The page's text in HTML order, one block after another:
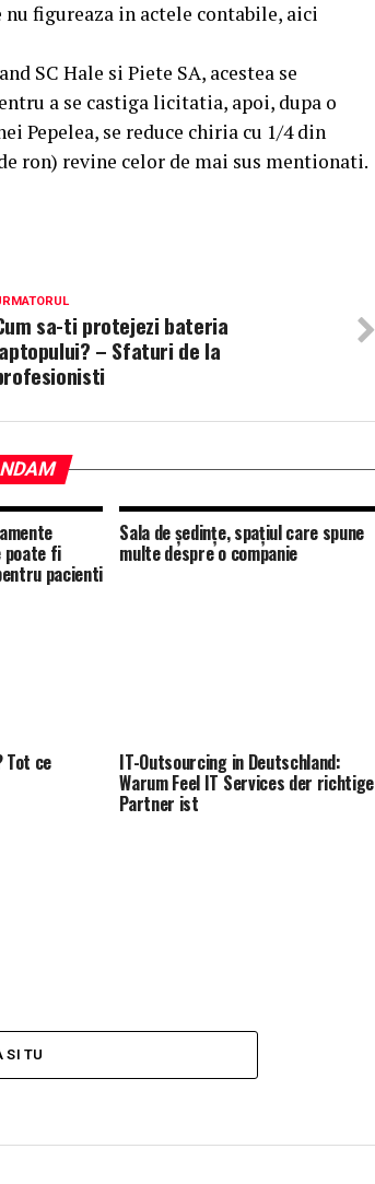
nu figureaza in actele contabile, aici
SC Hale si Piete SA, acestea se
a se castiga licitatia, apoi, dupa o
Pepelea, se reduce chiria cu 1/4 din
ron) revine celor de mai sus mentionati.
sa-ti protejezi bateria
– Sfaturi de la
poate fi
pacienti
Sala de ședințe, spațiul care spune
multe despre o companie
Tot ce IT-Outsourcing in Deutschland:
Warum Feel IT Services der richtige
Partner ist
SI TU